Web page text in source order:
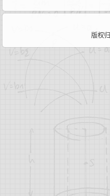
版权归